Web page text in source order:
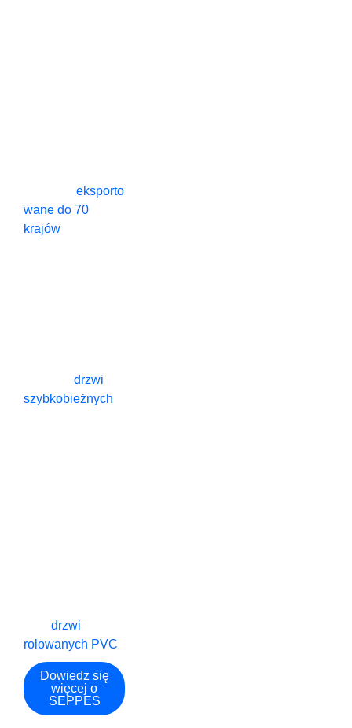
eksporto
wane do 70
krajów. Nasze
drzwi
szybkobieżnych
drzwi
rolowanych PVC
Dowiedz się
więcej o
SEPPES